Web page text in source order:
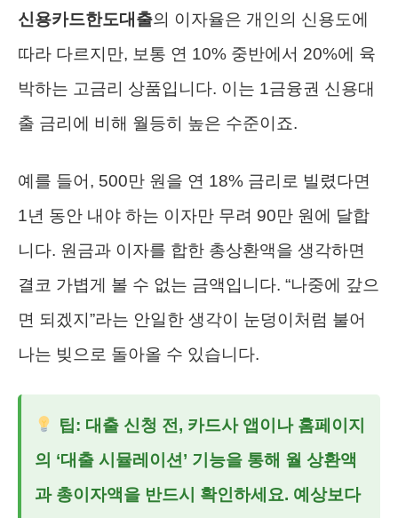
신용카드한도대출의 이자율은 개인의 신용도에
따라 다르지만, 보통 연 10% 중반에서 20%에 육
박하는 고금리 상품입니다. 이는 1금융권 신용대
출 금리에 비해 월등히 높은 수준이죠.
예를 들어, 500만 원을 연 18% 금리로 빌렸다면
1년 동안 내야 하는 이자만 무려 90만 원에 달합
니다. 원금과 이자를 합한 총상환액을 생각하면
결코 가볍게 볼 수 없는 금액입니다. “나중에 갚으
면 되겠지”라는 안일한 생각이 눈덩이처럼 불어
나는 빚으로 돌아올 수 있습니다.
팁: 대출 신청 전, 카드사 앱이나 홈페이지
의 ‘대출 시뮬레이션’ 기능을 통해 월 상환액
과 총이자액을 반드시 확인하세요. 예상보다